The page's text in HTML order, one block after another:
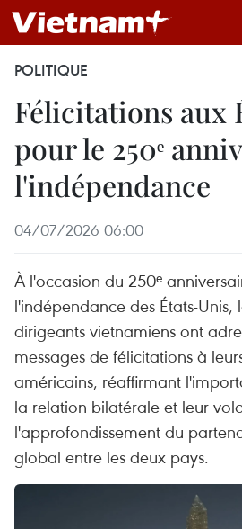
POLITIQUE
Félicitations aux
pour le 250ᵉ
l'indépendance
04/07/2026 06:00
À l'occasion du 250ᵉ
l'indépendance des États-Unis,
dirigeants vietnamiens ont
messages de félicitations à
américains, réaffirmant
la relation bilatérale et leur
l'approfondissement du
global entre les deux pays.